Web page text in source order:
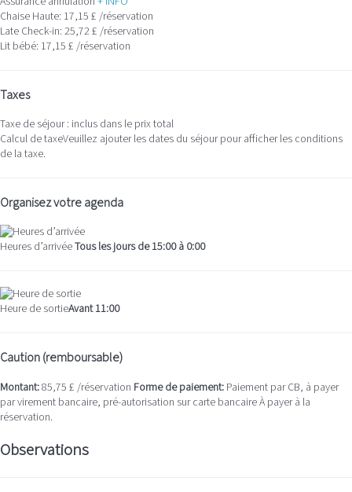
Chaise Haute: 17,15 £ /réservation
Late Check-in: 25,72 £ /réservation
Lit bébé: 17,15 £ /réservation
Taxes
Taxe de séjour : inclus dans le prix total
Calcul de taxeVeuillez ajouter les dates du séjour pour afficher les conditions
de la taxe.
Organisez votre agenda
Heures d’arrivéeTous les jours de 15:00 à 0:00
Heure de sortieAvant 11:00
Caution (remboursable)
Montant:85,75 £ /réservation Forme de paiement: Paiement par CB, à payer
par virement bancaire, pré-autorisation sur carte bancaireÀ payer à la
réservation.
Observations